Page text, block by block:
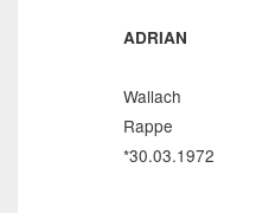
ADRIAN
Wallach
Rappe
*30.03.1972